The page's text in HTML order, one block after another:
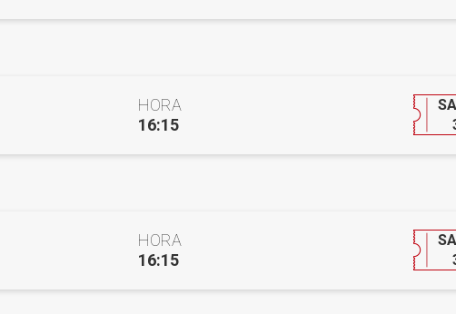
HORA
16:15
HORA
16:15